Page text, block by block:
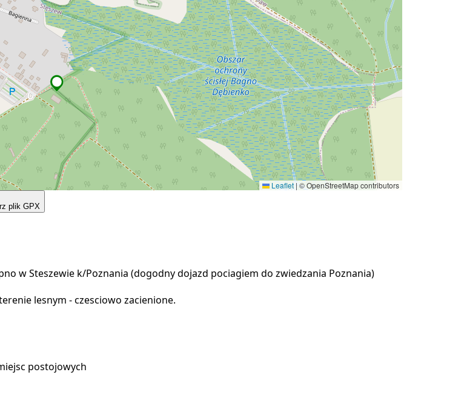
Leaflet | © OpenStreetMap contributors
plik GPX
w Steszewie k/Poznania (dogodny dojazd pociagiem do zwiedzania Poznania)
lesnym - czesciowo zacienione.
postojowych